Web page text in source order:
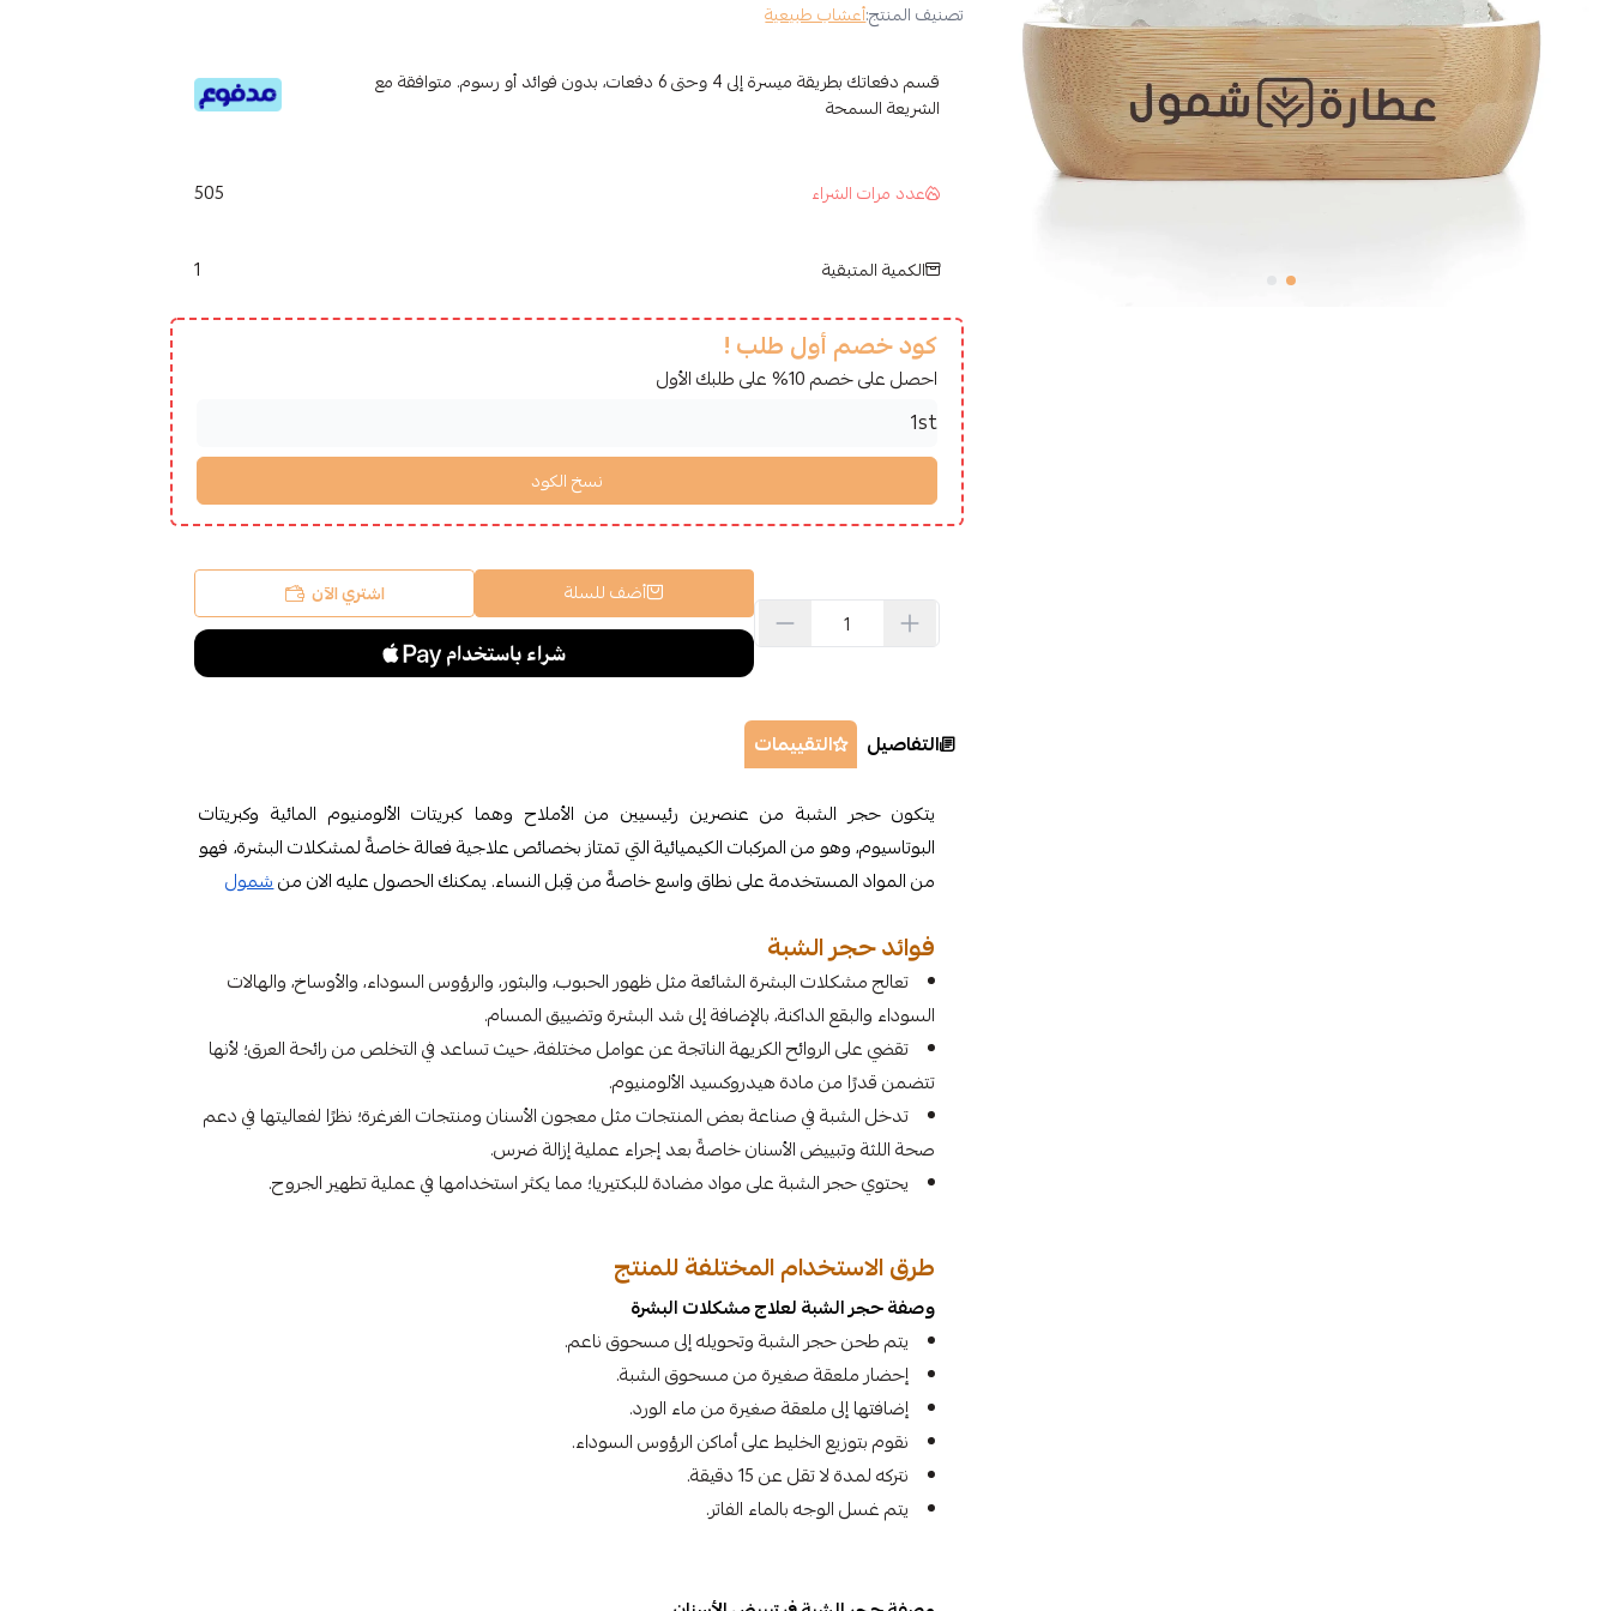
تصنيف المنتج:أعشاب طبيعية
قسم دفعاتك بطريقة ميسرة إلى 4 وحتى 6 دفعات، بدون فوائد أو رسوم. متوافقة مع
الشريعة السمحة
عدد مرات الشراء 505
الكمية المتبقية 1
كود خصم أول طلب !
احصل على خصم 10% على طلبك الأول
أضف للسلة اشتري الآن
التفاصيل التقييمات
يتكون حجر الشبة من عنصرين رئيسيين من الأملاح وهما كبريتات الألومنيوم المائية وكبريتات
البوتاسيوم، وهو من المركبات الكيميائية التي تمتاز بخصائص علاجية فعالة خاصةً لمشكلات البشرة، فهو
من المواد المستخدمة على نطاق واسع خاصةً من قِبل النساء. يمكنك الحصول عليه الان منشمول
فوائد حجر الشبة
تعالج مشكلات البشرة الشائعة مثل ظهور الحبوب، والبثور، والرؤوس السوداء، والأوساخ، والهالات
السوداء والبقع الداكنة، بالإضافة إلى شد البشرة وتضييق المسام.
تقضي على الروائح الكريهة الناتجة عن عوامل مختلفة، حيث تساعد في التخلص من رائحة العرق؛ لأنها
تتضمن قدرًا من مادة هيدروكسيد الألومنيوم.
تدخل الشبة في صناعة بعض المنتجات مثل معجون الأسنان ومنتجات الغرغرة؛ نظرًا لفعاليتها في دعم
صحة اللثة وتبييض الأسنان خاصةً بعد إجراء عملية إزالة ضرس.
يحتوي حجر الشبة على مواد مضادة للبكتيريا؛ مما يكثر استخدامها في عملية تطهير الجروح.
طرق الاستخدام المختلفة للمنتج
وصفة حجر الشبة لعلاج مشكلات البشرة
يتم طحن حجر الشبة وتحويله إلى مسحوق ناعم.
إحضار ملعقة صغيرة من مسحوق الشبة.
إضافتها إلى ملعقة صغيرة من ماء الورد.
نقوم بتوزيع الخليط على أماكن الرؤوس السوداء.
نتركه لمدة لا تقل عن 15 دقيقة.
يتم غسل الوجه بالماء الفاتر.